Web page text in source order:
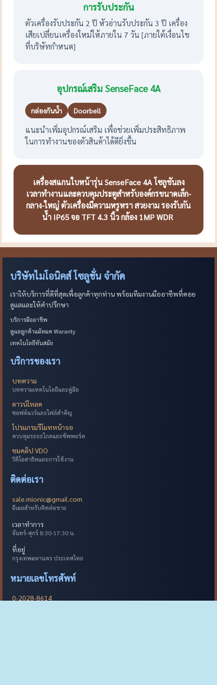
การรับประกัน
ตัวเครื่องรับประกัน 2 ปี หัวอ่านรับประกัน 3 ปี เครื่อง
เสียเปลี่ยนเครื่องใหม่ให้ภายใน 7 วัน [ภายใต้เงื่อนไข
ที่บริษัทกำหนด]
อุปกรณ์เสริม SenseFace 4A
กล่องกันน้ำ Doorbell
แนะนำเพิ่มอุปกรณ์เสริม เพื่อช่วยเพิ่มประสิทธิภาพ
ในการทำงานของตัวสินค้าได้ดียิ่งขึ้น
เครื่องสแกนใบหน้ารุ่น SenseFace 4A โซลูชันลง
เวลาทำงานและควบคุมประตูสำหรับองค์กรขนาดเล็ก-
กลาง-ใหญ่ ตัวเครื่องมีความหรูหรา สวยงาม รองรับกัน
น้ำ IP65 จอ TFT 4.3 นิ้ว กล้อง 1MP WDR
บริษัทไมโอนิคส์ โซลูชั่น จำกัด
เราให้บริการที่ดีที่สุดเพื่อลูกค้าทุกท่าน พร้อมทีมงานมืออาชีพที่คอย
ดูแลและให้คำปรึกษา
บริการมืออาชีพ
ดูแลลูกค้าแม้หมด Waranty
เทคโนโลยีทันสมัย
บริการของเรา
บทความ
บทความเทคโนโลยีและคู่มือ
ดาวน์โหลด
ซอฟต์แวร์และไฟล์สำคัญ
โปรแกรมรีโมทหน้าจอ
ควบคุมระยะไกลและซัพพอร์ต
ชมคลิป VDO
วิดีโอสาธิตและการใช้งาน
ติดต่อเรา
sale.mionic@gmail.com
อีเมลสำหรับติดต่อขาย
เวลาทำการ
จันทร์-ศุกร์ 8:30-17:30 น.
ที่อยู่
กรุงเทพมหานคร ประเทศไทย
หมายเลขโทรศัพท์
0-2028-8614